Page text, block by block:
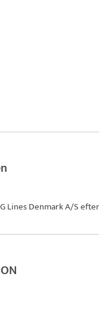
Lines Denmark A/S